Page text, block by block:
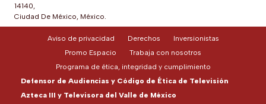
14140,
Ciudad De México, México.
Aviso de privacidad Derechos
Inversionistas
Promo Espacio
Trabaja con nosotros
Programa de ética, integridad y cumplimiento
Defensor de Audiencias y Código de Ética de Televisión
Azteca III y Televisora del Valle de México